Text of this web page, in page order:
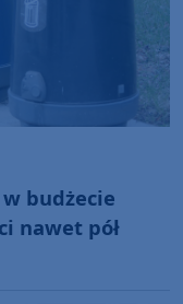
budżecie
nawet pół